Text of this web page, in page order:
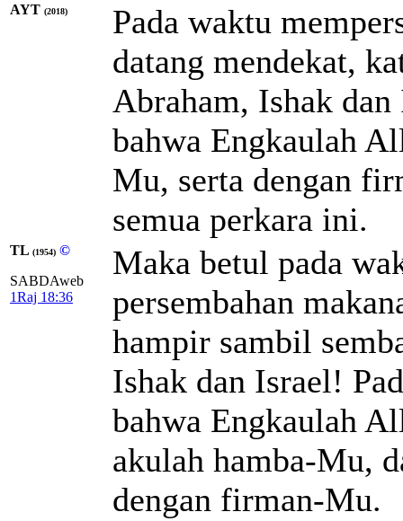
AYT (2018)
Pada waktu
datang mendekat,
Abraham, Ishak
bahwa Engkaulah
Mu, serta dengan
semua perkara ini.
TL (1954) ©
SABDAweb
1Raj 18:36
Maka betul pada
persembahan
hampir sambil
Ishak dan Israel!
bahwa Engkaulah
akulah hamba-Mu,
dengan firman-Mu.